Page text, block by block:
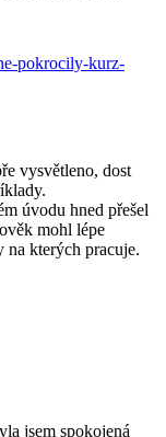
pokrocily-kurz-
vysvětleno, dost
úvodu hned přešel
mohl lépe
na kterých pracuje.
jsem spokojená